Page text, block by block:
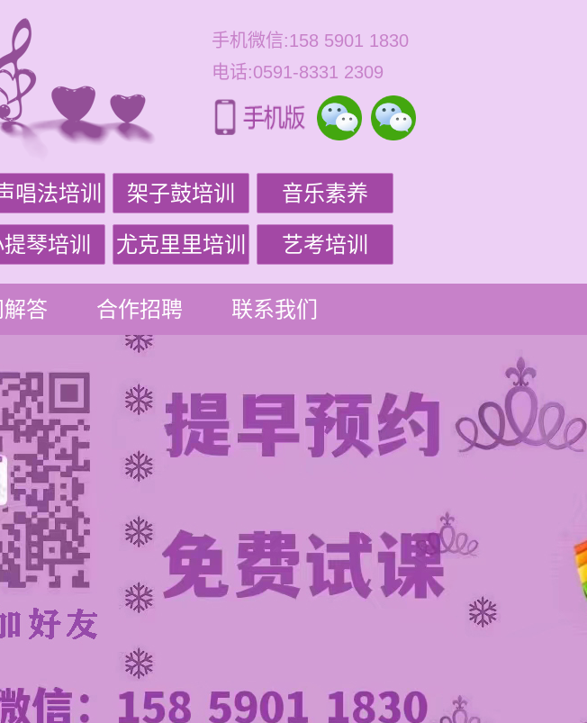
手机微信:158 5901 1830
电话:0591-8331 2309
唱法培训 架子鼓培训 音乐素养
琴培训 尤克里里培训 艺考培训
答 合作招聘 联系我们